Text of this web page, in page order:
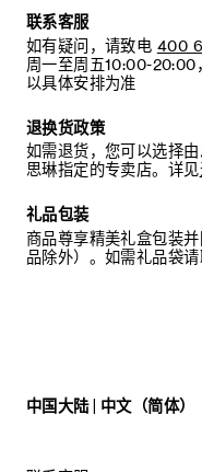
联系客服
如有疑问，请致电 400
周一至周五10:00-20:00
以具体安排为准
退换货政策
如需退货，您可以选择
思琳指定的专卖店。详见
礼品包装
商品尊享精美礼盒包装
品除外）。如需礼品袋请
中国大陆 | 中文（简体）